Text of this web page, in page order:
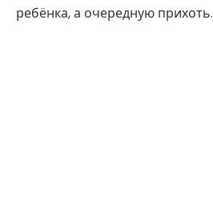
ребёнка, а очередную прихоть.